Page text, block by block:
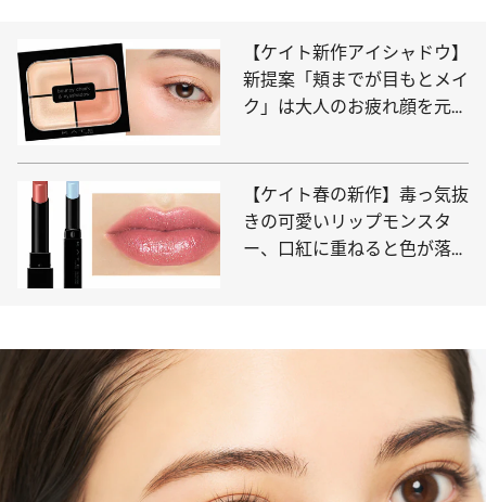
7 / 13
04 マロンブラウニー。華やかさも感じる、気持ち赤味の入った絶妙
ブラウン。
次の記事を読む
むっちり色気のある唇に！ ヴィセの“粘膜リップ”が大進化！
「唇の縦ジワも目立ちにくい」と美容賢者が大興奮【春の自腹
買いプチプラ】
【ケイト新作アイシャドウ】
新提案「頬までが目もとメイ
ク」は大人のお疲れ顔を元気
に！ 垢抜け眉になれる“脱色
級マスカラ”新色も！